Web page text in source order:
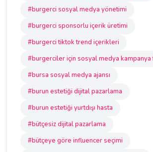
#burgerci sosyal medya yönetimi
#burgerci sponsorlu içerik üretimi
#burgerci tiktok trend içerikleri
#burgerciler için sosyal medya
#bursa sosyal medya ajansı
#burun estetiği dijital pazarlama
#burun estetiği yurtdışı hasta
#bütçesiz dijital pazarlama
#bütçeye göre influencer seçimi